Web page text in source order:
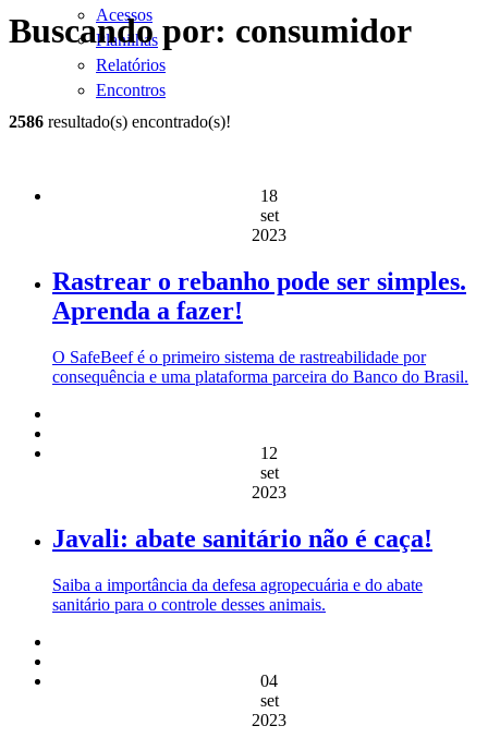
Acessos
Planilhas
Relatórios
Encontros
Buscando por: consumidor
2586 resultado(s) encontrado(s)!
18
set
2023
Rastrear o rebanho pode ser simples.
Aprenda a fazer!
O SafeBeef é o primeiro sistema de rastreabilidade por
consequência e uma plataforma parceira do Banco do Brasil.
12
set
2023
Javali: abate sanitário não é caça!
Saiba a importância da defesa agropecuária e do abate
sanitário para o controle desses animais.
04
set
2023